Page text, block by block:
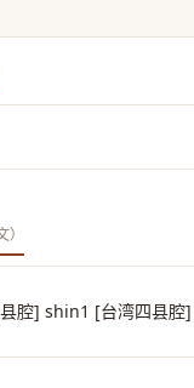
）
腔] shin1 [台湾四县腔